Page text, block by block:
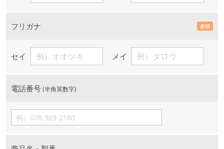
フリガナ 必須
セイ メイ
電話番号(半角英数字)